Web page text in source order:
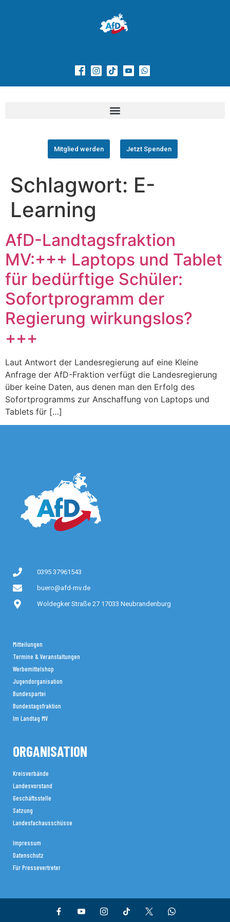
Mitglied werden Jetzt Spenden
Schlagwort: E-
Learning
AfD-Landtagsfraktion
MV:+++ Laptops und Tablet
für bedürftige Schüler:
Sofortprogramm der
Regierung wirkungslos?
+++
Laut Antwort der Landesregierung auf eine Kleine
Anfrage der AfD-Fraktion verfügt die Landesregierung
über keine Daten, aus denen man den Erfolg des
Sofortprogramms zur Anschaffung von Laptops und
Tablets für […]
0395 37961543
buero@afd-mv.de
Woldegker Straße 27 17033 Neubrandenburg
Mitteilungen
Termine & Veranstaltungen
Werbemittelshop
Jugendorganisation
Bundespartei
Bundestagsfraktion
Im Landtag MV
ORGANISATION
Kreisverbände
Landesvorstand
Geschäftsstelle
Satzung
Landesfachausschüsse
Impressum
Datenschutz
Für Pressevertreter